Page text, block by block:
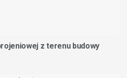
z terenu budowy